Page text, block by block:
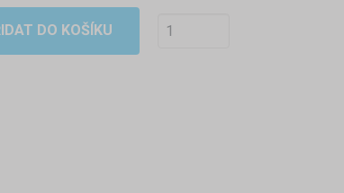
DO KOŠÍKU